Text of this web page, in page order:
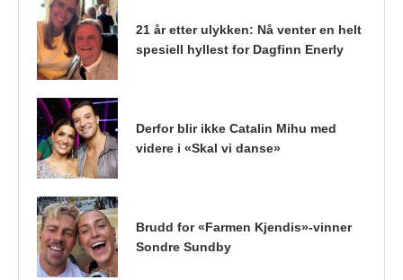
21 år etter ulykken: Nå venter en helt
spesiell hyllest for Dagfinn Enerly
Derfor blir ikke Catalin Mihu med
videre i «Skal vi danse»
Brudd for «Farmen Kjendis»-vinner
Sondre Sundby